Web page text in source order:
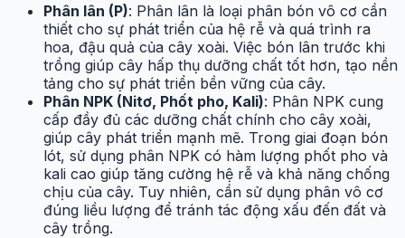
Phân lân (P): Phân lân là loại phân bón vô cơ cần
thiết cho sự phát triển của hệ rễ và quá trình ra
hoa, đậu quả của cây xoài. Việc bón lân trước khi
trồng giúp cây hấp thụ dưỡng chất tốt hơn, tạo nền
tảng cho sự phát triển bền vững của cây.
Phân NPK (Nitơ, Phốt pho, Kali): Phân NPK cung
cấp đầy đủ các dưỡng chất chính cho cây xoài,
giúp cây phát triển mạnh mẽ. Trong giai đoạn bón
lót, sử dụng phân NPK có hàm lượng phốt pho và
kali cao giúp tăng cường hệ rễ và khả năng chống
chịu của cây. Tuy nhiên, cần sử dụng phân vô cơ
đúng liều lượng để tránh tác động xấu đến đất và
cây trồng.